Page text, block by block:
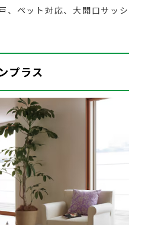
ペット対応、大開口サッシ
プラス